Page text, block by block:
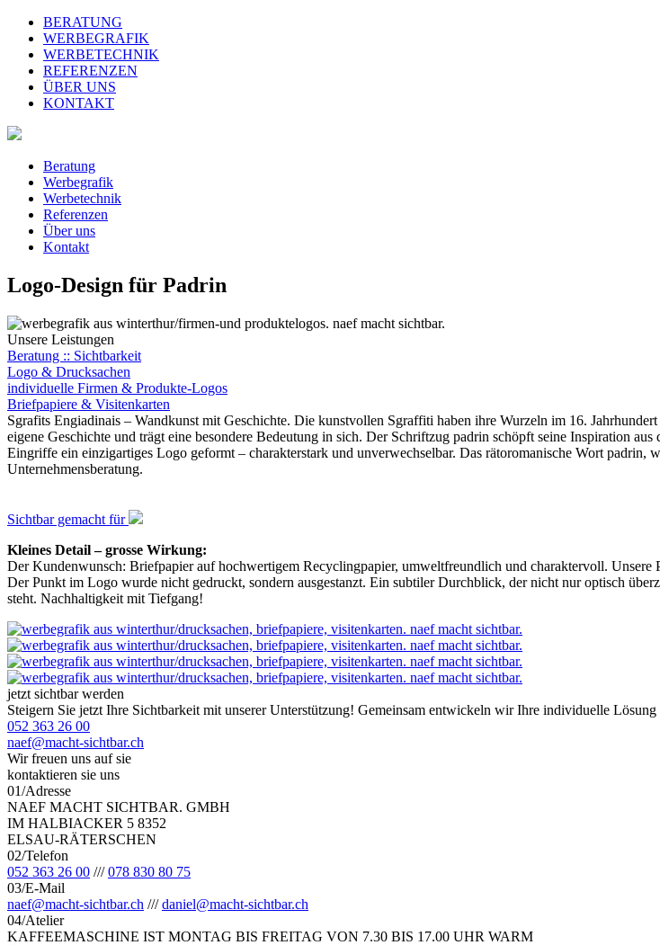
BERATUNG
WERBEGRAFIK
WERBETECHNIK
REFERENZEN
ÜBER UNS
KONTAKT
Beratung
Werbegrafik
Werbetechnik
Referenzen
Über uns
Kontakt
Logo-Design für Padrin
Unsere Leistungen
Beratung :: Sichtbarkeit
Logo & Drucksachen
individuelle Firmen & Produkte-Logos
Briefpapiere & Visitenkarten
Sgrafits Engiadinais – Wandkunst mit Geschichte. Die kunstvollen Sgraffiti haben ihre Wurzeln im 16.
eigene Geschichte und trägt eine besondere Bedeutung in sich. Der Schriftzug padrin schöpft seine Inspiration
Eingriffe ein einzigartiges Logo geformt – charakterstark und unverwechselbar. Das rätoromanische Wort padrin,
Unternehmensberatung.
Sichtbar gemacht für
Kleines Detail – grosse Wirkung:
Der Kundenwunsch: Briefpapier auf hochwertigem Recyclingpapier, umweltfreundlich und charaktervoll.
Der Punkt im Logo wurde nicht gedruckt, sondern ausgestanzt. Ein subtiler Durchblick, der nicht nur optisch
steht. Nachhaltigkeit mit Tiefgang!
jetzt sichtbar werden
Steigern Sie jetzt Ihre Sichtbarkeit mit unserer Unterstützung! Gemeinsam entwickeln wir Ihre individuelle
052 363 26 00
naef@macht-sichtbar.ch
Wir freuen uns auf sie
kontaktieren sie uns
01/Adresse
NAEF MACHT SICHTBAR. GMBH
IM HALBIACKER 5 8352
ELSAU-RÄTERSCHEN
02/Telefon
052 363 26 00 /// 078 830 80 75
03/E-Mail
naef@macht-sichtbar.ch /// daniel@macht-sichtbar.ch
04/Atelier
KAFFEEMASCHINE IST MONTAG BIS FREITAG VON 7.30 BIS 17.00 UHR WARM